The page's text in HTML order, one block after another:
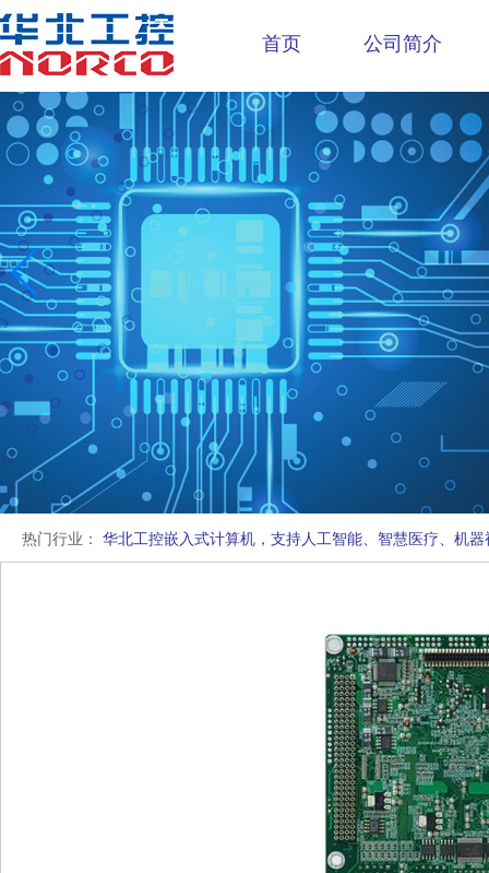
首页 公司简介
热门行业： 华北工控嵌入式计算机，支持人工智能、智慧医疗、机